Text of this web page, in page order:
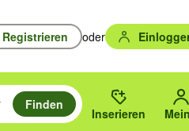
Registrieren oder
und mit Eingabetaste
zu suchen, oder Vorschläge
gewählten Orts oder PLZ.
Finden
Inserieren